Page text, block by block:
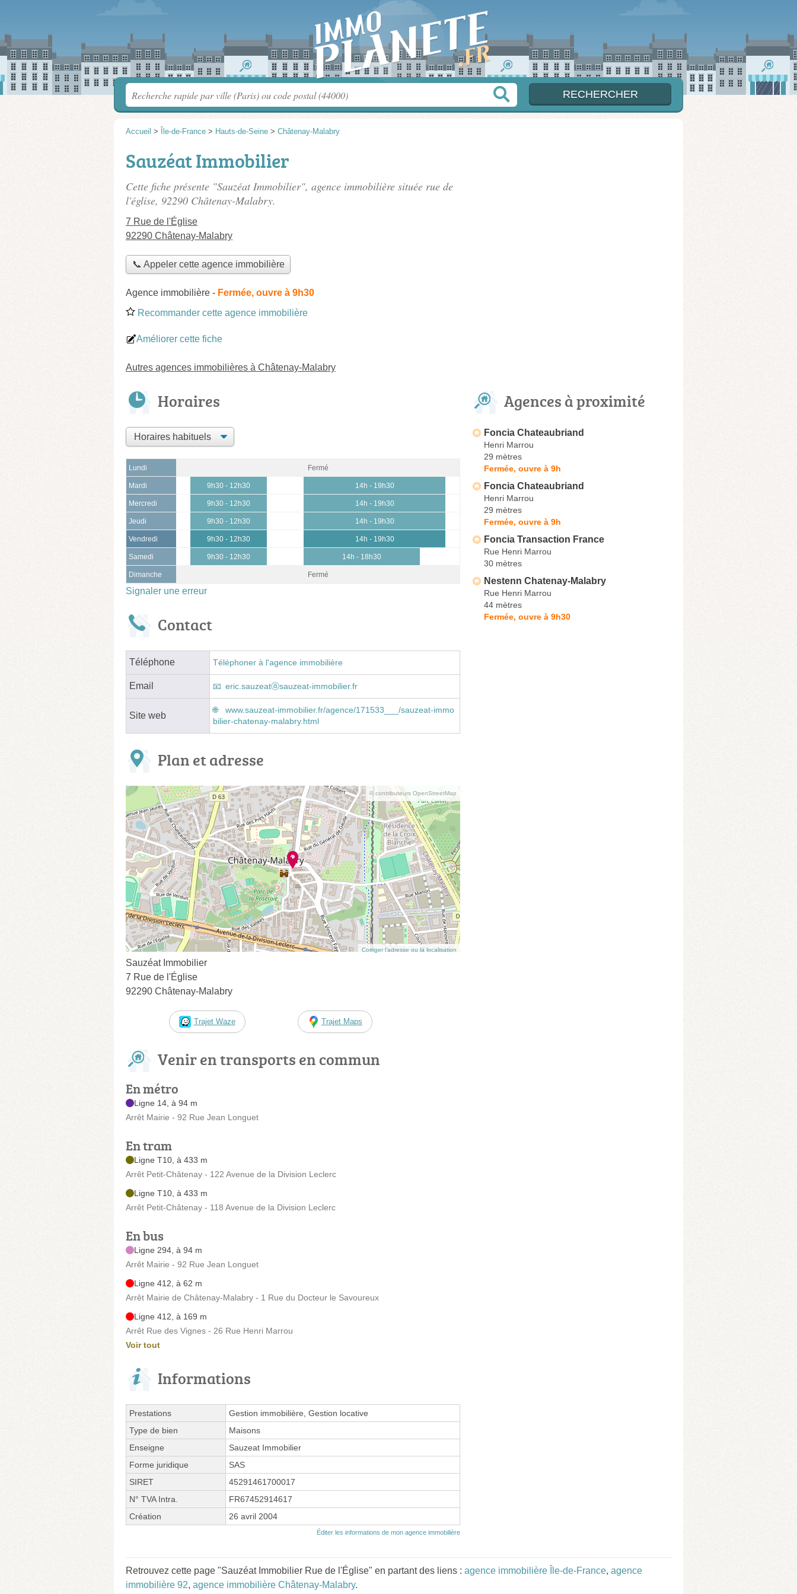
Accueil > Île-de-France > Hauts-de-Seine > Châtenay-Malabry
Sauzéat Immobilier
Cette fiche présente "Sauzéat Immobilier", agence immobilière située rue de
l'église, 92290 Châtenay-Malabry.
7 Rue de l'Église
92290 Châtenay-Malabry
📞 Appeler cette agence immobilière
Agence immobilière - Fermée, ouvre à 9h30
Recommander cette agence immobilière
Améliorer cette fiche
Autres agences immobilières à Châtenay-Malabry
Horaires
Lundi Fermé
Mardi 9h30 - 12h30 14h - 19h30
Mercredi 9h30 - 12h30 14h - 19h30
Jeudi 9h30 - 12h30 14h - 19h30
Vendredi 9h30 - 12h30 14h - 19h30
Samedi 9h30 - 12h30 14h - 18h30
Dimanche Fermé
Signaler une erreur
Contact
Téléphone Téléphoner à l'agence immobilière
Email eric.sauzeatⓐsauzeat-immobilier.fr
Site web
www.sauzeat-immobilier.fr/agence/171533___/sauzeat-immo
bilier-chatenay-malabry.html
Plan et adresse
© contributeurs OpenStreetMap
Corriger l’adresse ou la localisation
Sauzéat Immobilier
7 Rue de l'Église
92290 Châtenay-Malabry
Trajet Waze Trajet Maps
Venir en transports en commun
En métro
Ligne 14, à 94 m
Arrêt Mairie - 92 Rue Jean Longuet
En tram
Ligne T10, à 433 m
Arrêt Petit-Châtenay - 122 Avenue de la Division Leclerc
Ligne T10, à 433 m
Arrêt Petit-Châtenay - 118 Avenue de la Division Leclerc
En bus
Ligne 294, à 94 m
Arrêt Mairie - 92 Rue Jean Longuet
Ligne 412, à 62 m
Arrêt Mairie de Châtenay-Malabry - 1 Rue du Docteur le Savoureux
Ligne 412, à 169 m
Arrêt Rue des Vignes - 26 Rue Henri Marrou
Voir tout
Informations
Prestations
Gestion immobilière, Gestion locative
Type de bien
Maisons
Enseigne
Sauzeat Immobilier
Forme juridique
SAS
SIRET
45291461700017
N° TVA Intra.
FR67452914617
Création
26 avril 2004
Éditer les informations de mon agence immobilière
Agences à proximité
Foncia Chateaubriand
Henri Marrou
29 mètres
Fermée, ouvre à 9h
Foncia Chateaubriand
Henri Marrou
29 mètres
Fermée, ouvre à 9h
Foncia Transaction France
Rue Henri Marrou
30 mètres
Nestenn Chatenay-Malabry
Rue Henri Marrou
44 mètres
Fermée, ouvre à 9h30
Retrouvez cette page "Sauzéat Immobilier Rue de l'Église" en partant des liens : agence immobilière Île-de-France, agence
immobilière 92, agence immobilière Châtenay-Malabry.